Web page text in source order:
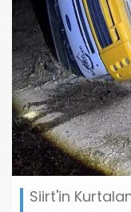
Siirt'in